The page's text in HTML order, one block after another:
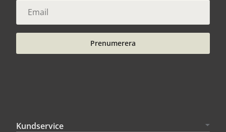
Prenumerera
Kundservice